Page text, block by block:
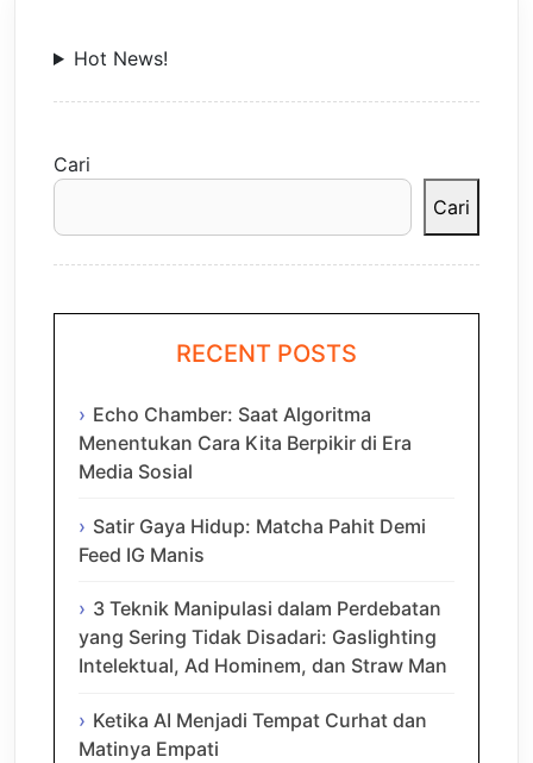
Hot News!
Cari
Cari
RECENT POSTS
Echo Chamber: Saat Algoritma
Menentukan Cara Kita Berpikir di Era
Media Sosial
Satir Gaya Hidup: Matcha Pahit Demi
Feed IG Manis
3 Teknik Manipulasi dalam Perdebatan
yang Sering Tidak Disadari: Gaslighting
Intelektual, Ad Hominem, dan Straw Man
Ketika AI Menjadi Tempat Curhat dan
Matinya Empati